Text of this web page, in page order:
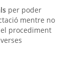
per poder
mentre no
procediment